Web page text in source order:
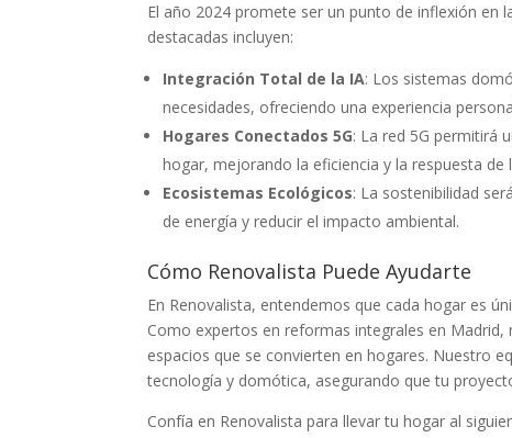
El año 2024 promete ser un punto de inflexión en
destacadas incluyen:
Integración Total de la IA: Los sistemas
necesidades, ofreciendo una experiencia
Hogares Conectados 5G: La red 5G permitirá
hogar, mejorando la eficiencia y la respuesta de
Ecosistemas Ecológicos: La sostenibilidad
de energía y reducir el impacto ambiental.
Cómo Renovalista Puede Ayudarte
En Renovalista, entendemos que cada hogar es
Como expertos en reformas integrales en
espacios que se convierten en hogares. Nuestro
tecnología y domótica, asegurando que tu
Confía en Renovalista para llevar tu hogar al